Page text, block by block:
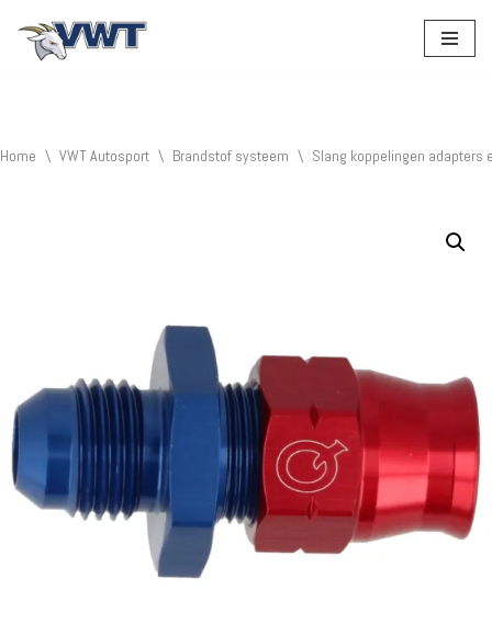
Home \ VWT Autosport \ Brandstof systeem \ Slang koppelingen adapters